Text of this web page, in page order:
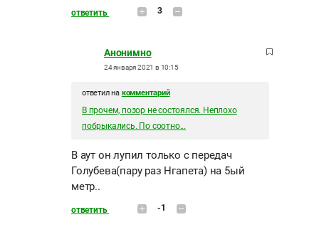
ответить 3
Анонимно
24 января 2021 в 10:15
ответил на комментарий
В прочем, позор не состоялся. Неплохо
побрыкались. По соотно...
В аут он лупил только с передач
Голубева(пару раз Нгапета) на 5ый
метр..
ответить -1